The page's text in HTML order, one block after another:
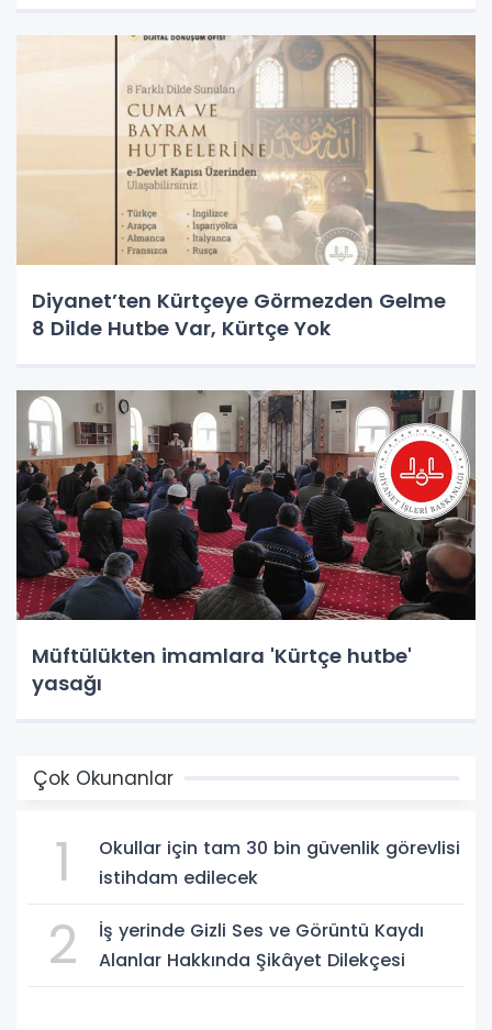
Diyanet’ten Kürtçeye Görmezden Gelme
8 Dilde Hutbe Var, Kürtçe Yok
Müftülükten imamlara 'Kürtçe hutbe'
yasağı
Çok Okunanlar
1
Okullar için tam 30 bin güvenlik görevlisi
istihdam edilecek
2
İş yerinde Gizli Ses ve Görüntü Kaydı
Alanlar Hakkında Şikâyet Dilekçesi